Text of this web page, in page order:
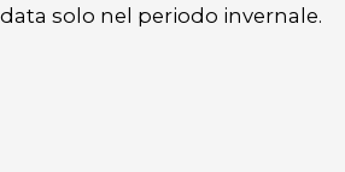
solo nel periodo invernale.